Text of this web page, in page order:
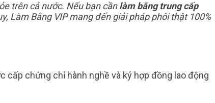
trên cả nước. Nếu bạn cầnlàm bằng trung cấp
Làm Bằng VIP mang đến giải pháp phôi thật 100%
cấp chứng chỉ hành nghề và ký hợp đồng lao động